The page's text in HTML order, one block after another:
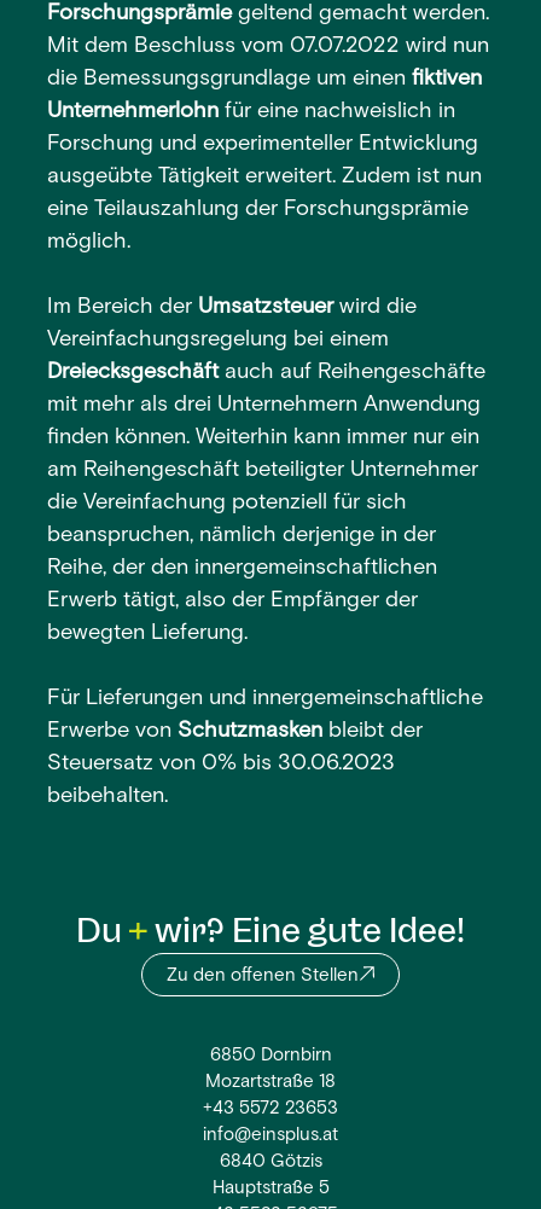
Forschungsprämiegeltend gemacht werden.
Mit dem Beschluss vom 07.07.2022 wird nun
die Bemessungsgrundlage um einenfiktiven
Unternehmerlohn für eine nachweislich in
Forschung und experimenteller Entwicklung
ausgeübte Tätigkeit erweitert. Zudem ist nun
eine Teilauszahlung der Forschungsprämie
möglich.
Im Bereich der Umsatzsteuerwird die
Vereinfachungsregelung bei einem
Dreiecksgeschäftauch auf Reihengeschäfte
mit mehr als drei Unternehmern Anwendung
finden können. Weiterhin kann immer nur ein
am Reihengeschäft beteiligter Unternehmer
die Vereinfachung potenziell für sich
beanspruchen, nämlich derjenige in der
Reihe, der den innergemeinschaftlichen
Erwerb tätigt, also der Empfänger der
bewegten Lieferung.
Für Lieferungen und innergemeinschaftliche
Erwerbe von Schutzmasken bleibt der
Steuersatz von 0% bis 30.06.2023
beibehalten.
Du wir? Eine gute Idee!
Zu den offenen Stellen
6850 Dornbirn
Mozartstraße 18
+43 5572 23653
info@einsplus.at
6840 Götzis
Hauptstraße 5